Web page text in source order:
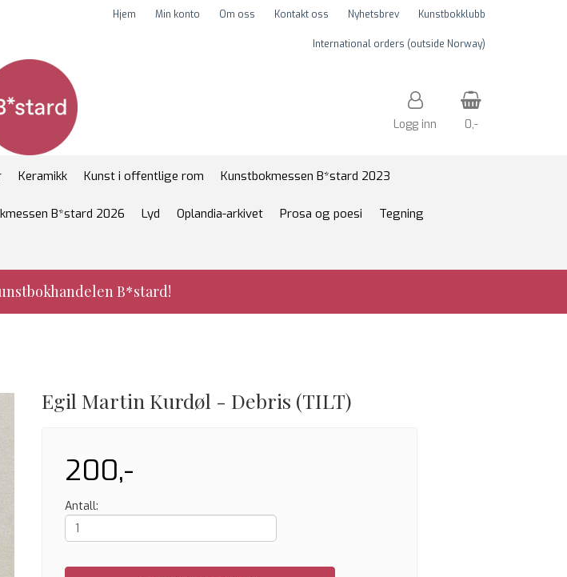
Hjem Min konto Om oss Kontakt oss Nyhetsbrev Kunstbokklubb
International orders (outside Norway)
Logg inn 0,-
Keramikk Kunst i offentlige rom Kunstbokmessen B*stard 2023
B*stard 2026 Lyd Oplandia-arkivet Prosa og poesi Tegning
B*stard!
Egil Martin Kurdøl - Debris (TILT)
200,-
Antall:
Trykk ENTER for å søke